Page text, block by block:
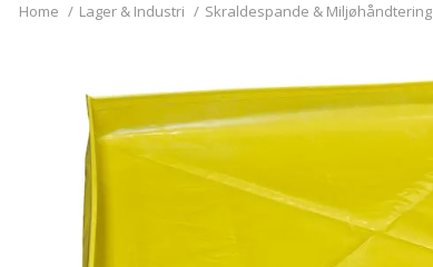
Home / Lager & Industri / Skraldespande & Miljøhåndtering